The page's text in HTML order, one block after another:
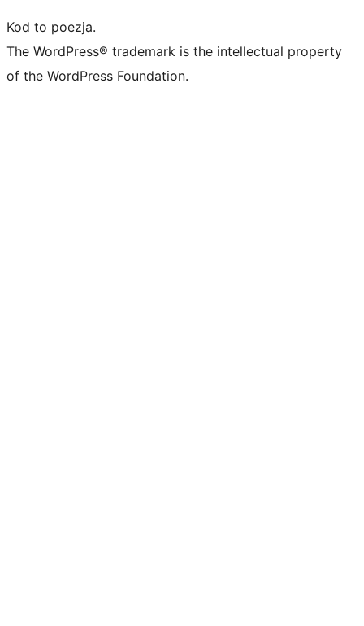
Kod to poezja.
The WordPress® trademark is the intellectual property
of the WordPress Foundation.